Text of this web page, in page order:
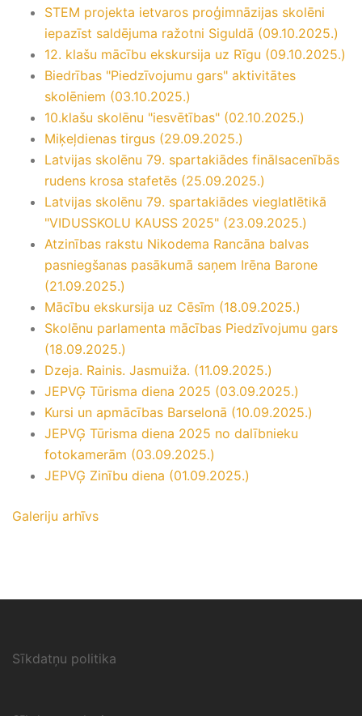
STEM projekta ietvaros proģimnāzijas skolēni
iepazīst saldējuma ražotni Siguldā (09.10.2025.)
12. klašu mācību ekskursija uz Rīgu (09.10.2025.)
Biedrības "Piedzīvojumu gars" aktivitātes
skolēniem (03.10.2025.)
10.klašu skolēnu "iesvētības" (02.10.2025.)
Miķeļdienas tirgus (29.09.2025.)
Latvijas skolēnu 79. spartakiādes finālsacenībās
rudens krosa stafetēs (25.09.2025.)
Latvijas skolēnu 79. spartakiādes vieglatlētikā
"VIDUSSKOLU KAUSS 2025" (23.09.2025.)
Atzinības rakstu Nikodema Rancāna balvas
pasniegšanas pasākumā saņem Irēna Barone
(21.09.2025.)
Mācību ekskursija uz Cēsīm (18.09.2025.)
Skolēnu parlamenta mācības Piedzīvojumu gars
(18.09.2025.)
Dzeja. Rainis. Jasmuiža. (11.09.2025.)
JEPVĢ Tūrisma diena 2025 (03.09.2025.)
Kursi un apmācības Barselonā (10.09.2025.)
JEPVĢ Tūrisma diena 2025 no dalībnieku
fotokamerām (03.09.2025.)
JEPVĢ Zinību diena (01.09.2025.)
Galeriju arhīvs
Sīkdatņu politika